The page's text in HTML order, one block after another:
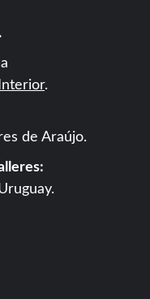
.
de Araújo.